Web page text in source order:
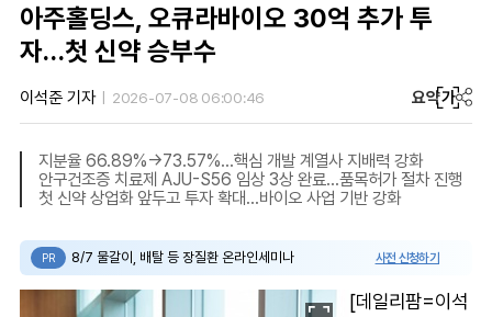
아주홀딩스, 오큐라바이오 30억 추가 투
자…첫 신약 승부수
이석준 기자 2026-07-08 06:00:46 요약가
지분율 66.89%→73.57%…핵심 개발 계열사 지배력 강화
안구건조증 치료제 AJU-S56 임상 3상 완료…품목허가 절차 진행
첫 신약 상업화 앞두고 투자 확대…바이오 사업 기반 강화
PR 8/7 물갈이, 배탈 등 장질환 온라인세미나 사전 신청하기
[데일리팜=이석